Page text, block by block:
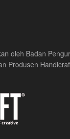
oleh Badan
Produsen